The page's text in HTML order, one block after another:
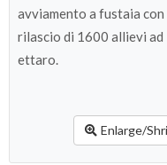
avviamento a fustaia con
rilascio di 1600 allievi ad
ettaro.
Enlarge/